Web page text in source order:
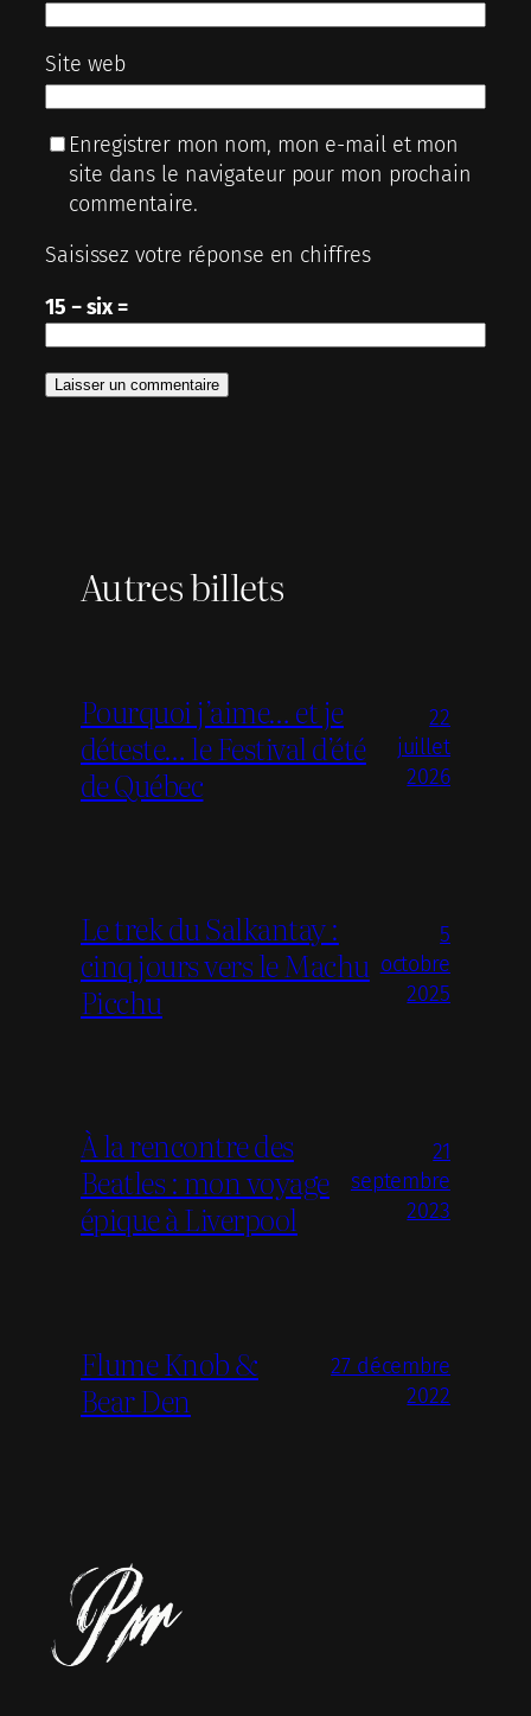
Site web
Enregistrer mon nom, mon e-mail et mon
site dans le navigateur pour mon prochain
commentaire.
Saisissez votre réponse en chiffres
15 − six =
Autres billets
Pourquoi j’aime… et je
déteste… le Festival d’été
de Québec
22
juillet
2026
Le trek du Salkantay :
cinq jours vers le Machu
Picchu
5
octobre
2025
À la rencontre des
Beatles : mon voyage
épique à Liverpool
21
septembre
2023
Flume Knob &
Bear Den
27 décembre
2022